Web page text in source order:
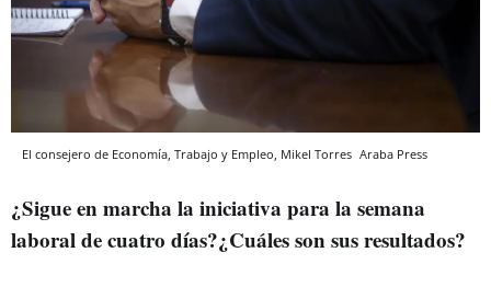
El consejero de Economía, Trabajo y Empleo, Mikel Torres Araba Press
¿Sigue en marcha la iniciativa para la semana
laboral de cuatro días?¿Cuáles son sus resultados?